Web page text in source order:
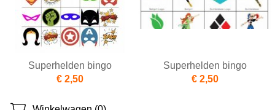
Superhelden bingo
€ 2,50
Superhelden bingo
€ 2,50